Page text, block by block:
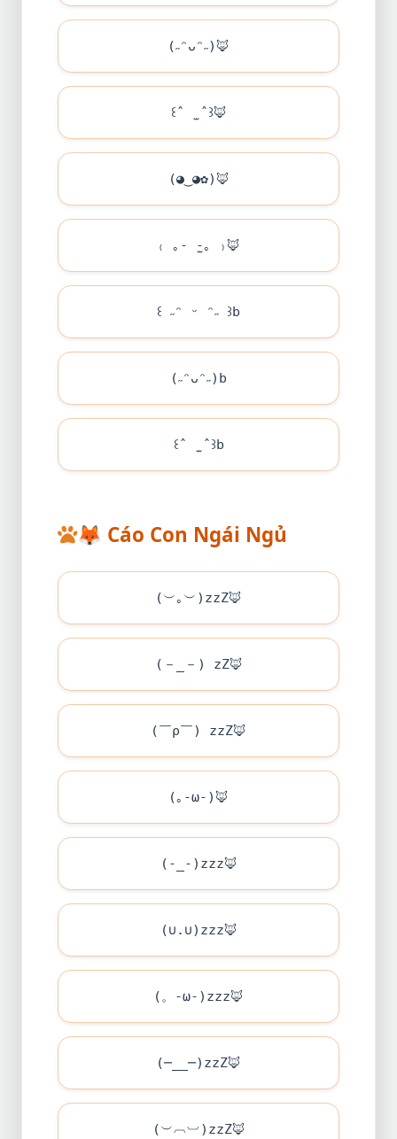
(˶ᵔᴗᵔ˶) 🦊
꒰ˆ ̫ ˆ꒱🦊
(◕‿◕✿) 🦊
₍ ｡- ̫-｡ ₎ 🦊
꒰ ˶ᵔ ᵕ ᵔ˶ ꒱b
(˶ᵔᴗᵔ˶)b
꒰ˆ ̫ ˆ꒱b
🦊 Cáo Con Ngái Ngủ
(︶｡︶)zzZ🦊
(－_－) zZ🦊
(￣ρ￣) zzZ🦊
(｡-ω-) 🦊
(-_-)zzz🦊
(∪.∪)zzz🦊
(。-ω-)zzz🦊
(─__─)zzZ🦊
(︶︹︺)zzZ🦊